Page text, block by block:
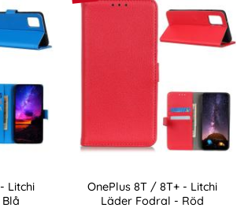
Litchi
OnePlus 8T / 8T+ - Litchi
Läder Fodral - Röd